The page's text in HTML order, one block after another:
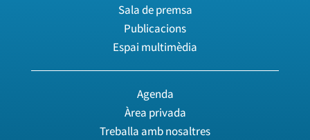
Sala de premsa
Publicacions
Espai multimèdia
Agenda
Àrea privada
Treballa amb nosaltres